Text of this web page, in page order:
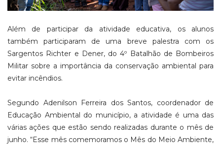
Além de participar da atividade educativa, os alunos
também participaram de uma breve palestra com os
Sargentos Richter e Dener, do 4º Batalhão de Bombeiros
Militar sobre a importância da conservação ambiental para
evitar incêndios.
Segundo Adenilson Ferreira dos Santos, coordenador de
Educação Ambiental do município, a atividade é uma das
várias ações que estão sendo realizadas durante o mês de
junho. “Esse mês comemoramos o Mês do Meio Ambiente,